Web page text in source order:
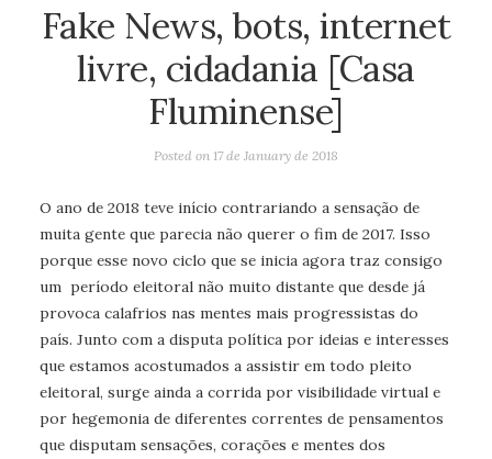
Fake News, bots, internet
livre, cidadania [Casa
Fluminense]
Posted on 17 de January de 2018
O ano de 2018 teve início contrariando a sensação de
muita gente que parecia não querer o fim de 2017. Isso
porque esse novo ciclo que se inicia agora traz consigo
um período eleitoral não muito distante que desde já
provoca calafrios nas mentes mais progressistas do
país. Junto com a disputa política por ideias e interesses
que estamos acostumados a assistir em todo pleito
eleitoral, surge ainda a corrida por visibilidade virtual e
por hegemonia de diferentes correntes de pensamentos
que disputam sensações, corações e mentes dos